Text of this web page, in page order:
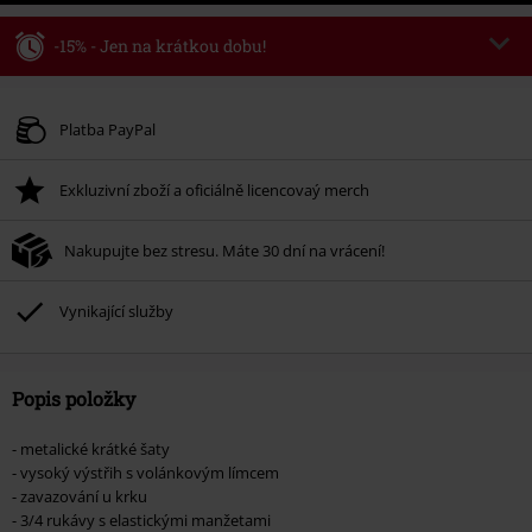
-15% - Jen na krátkou dobu!
Platné do 8/9/26
Po zadání kódu v košíku, se sleva uplatní automaticky.
Nelze kombinovat s jinými akciovými kódy. Sleva se nevztahuje na: knihy,
média, vstupenky, Rammstein, (Till) Lindemann, Böhse Onkelz, Broilers, Die
podpoříte nadaci.
Platba PayPal
Exkluzivní zboží a oficiálně licencovaý merch
Nakupujte bez stresu. Máte 30 dní na vrácení!
Vynikající služby
Popis položky
- metalické krátké šaty
- vysoký výstřih s volánkovým límcem
- zavazování u krku
- 3/4 rukávy s elastickými manžetami